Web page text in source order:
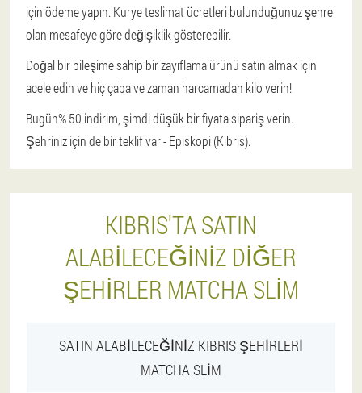
için ödeme yapın. Kurye teslimat ücretleri bulunduğunuz şehre
olan mesafeye göre değişiklik gösterebilir.
Doğal bir bileşime sahip bir zayıflama ürünü satın almak için
acele edin ve hiç çaba ve zaman harcamadan kilo verin!
Bugün% 50 indirim, şimdi düşük bir fiyata sipariş verin.
Şehriniz için de bir teklif var - Episkopi (Kıbrıs).
KIBRIS'TA SATIN
ALABILECEĞINIZ DIĞER
ŞEHIRLER MATCHA SLIM
SATIN ALABILECEĞINIZ KIBRIS ŞEHIRLERI
MATCHA SLIM